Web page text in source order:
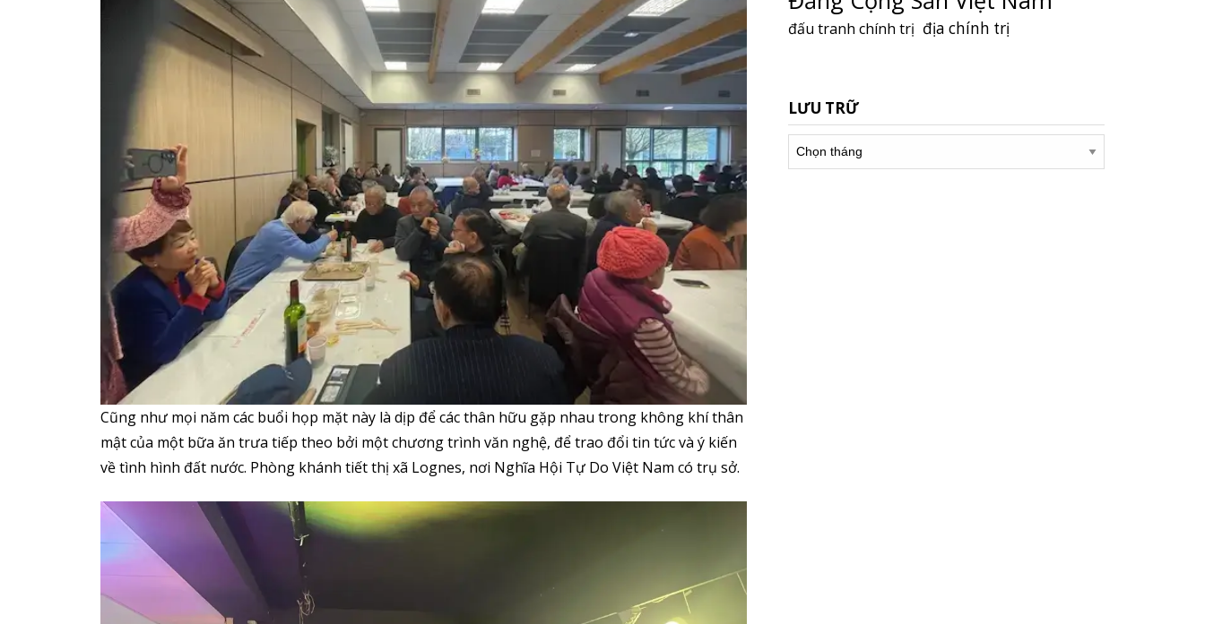
Cũng như mọi năm các buổi họp mặt này là dịp để các thân hữu gặp nhau trong không khí thân
mật của một bữa ăn trưa tiếp theo bởi một chương trình văn nghệ, để trao đổi tin tức và ý kiến
về tình hình đất nước. Phòng khánh tiết thị xã Lognes, nơi Nghĩa Hội Tự Do Việt Nam có trụ sở.
đấu tranh chính trị địa chính trị
LƯU TRỮ
Lưu
trữ